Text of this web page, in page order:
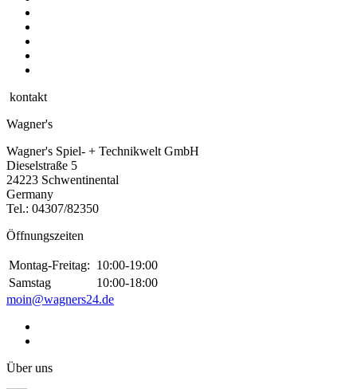
kontakt
Wagner's
Wagner's Spiel- + Technikwelt GmbH
Dieselstraße 5
24223 Schwentinental
Germany
Tel.: 04307/82350
Öffnungszeiten
Montag-Freitag: 10:00-19:00
Samstag
10:00-18:00
moin@wagners24.de
Über uns